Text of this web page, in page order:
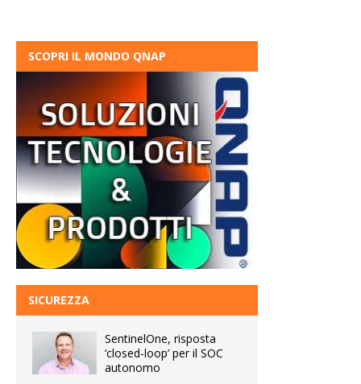
SCOPRI IL MONDO QNAP
SICUREZZA
SentinelOne, risposta
‘closed-loop’ per il SOC
autonomo